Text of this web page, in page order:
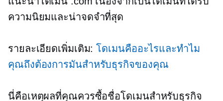
ความนิยมและน่าจดจำที่สุด
รายละเอียดเพิ่มเติม:โดเมนคืออะไรและทำไม
คุณถึงต้องการมันสำหรับธุรกิจของคุณ
นี่คือเหตุผลที่คุณควรซื้อชื่อโดเมนสำหรับธุรกิจ